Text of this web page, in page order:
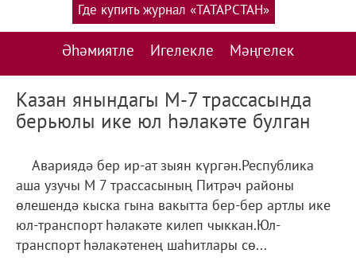
Әһәмиятле Игелекле Мәңгелек
Где купить журнал «ТАТАРСТАН»
Казан янындагы М-7 трассасында
берьюлы ике юл һәлакәте булган
Авариядә бер ир-ат зыян күргән.Республика
аша узучы М 7 трассасының Питрәч районы
өлешендә кыска гына вакытта бер-бер артлы ике
юл-транспорт һәлакәте килеп чыккан.Юл-
транспорт һәлакәтенең шаһитлары сө...